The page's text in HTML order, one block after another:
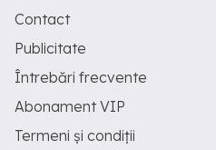
Contact
Publicitate
Întrebări frecvente
Abonament VIP
Termeni și condiții